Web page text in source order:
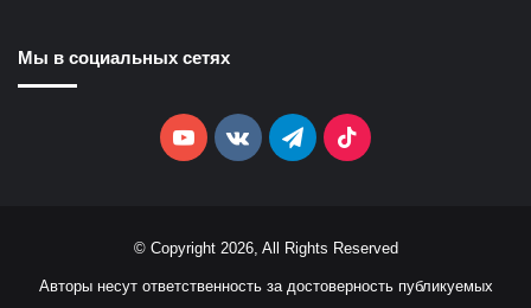
Мы в социальных сетях
YouTubevk.comTelegramTikTok
© Copyright 2026, All Rights Reserved
Авторы несут ответственность за достоверность публикуемых